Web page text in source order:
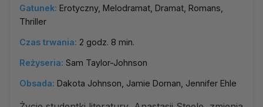
Gatunek: Erotyczny, Melodramat, Dramat, Romans,
Thriller
Czas trwania: 2 godz. 8 min.
Reżyseria: Sam Taylor-Johnson
Obsada: Dakota Johnson, Jamie Dornan, Jennifer Ehle